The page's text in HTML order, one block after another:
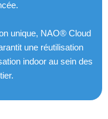
unique, NAO® Cloud
une réutilisation
indoor au sein des